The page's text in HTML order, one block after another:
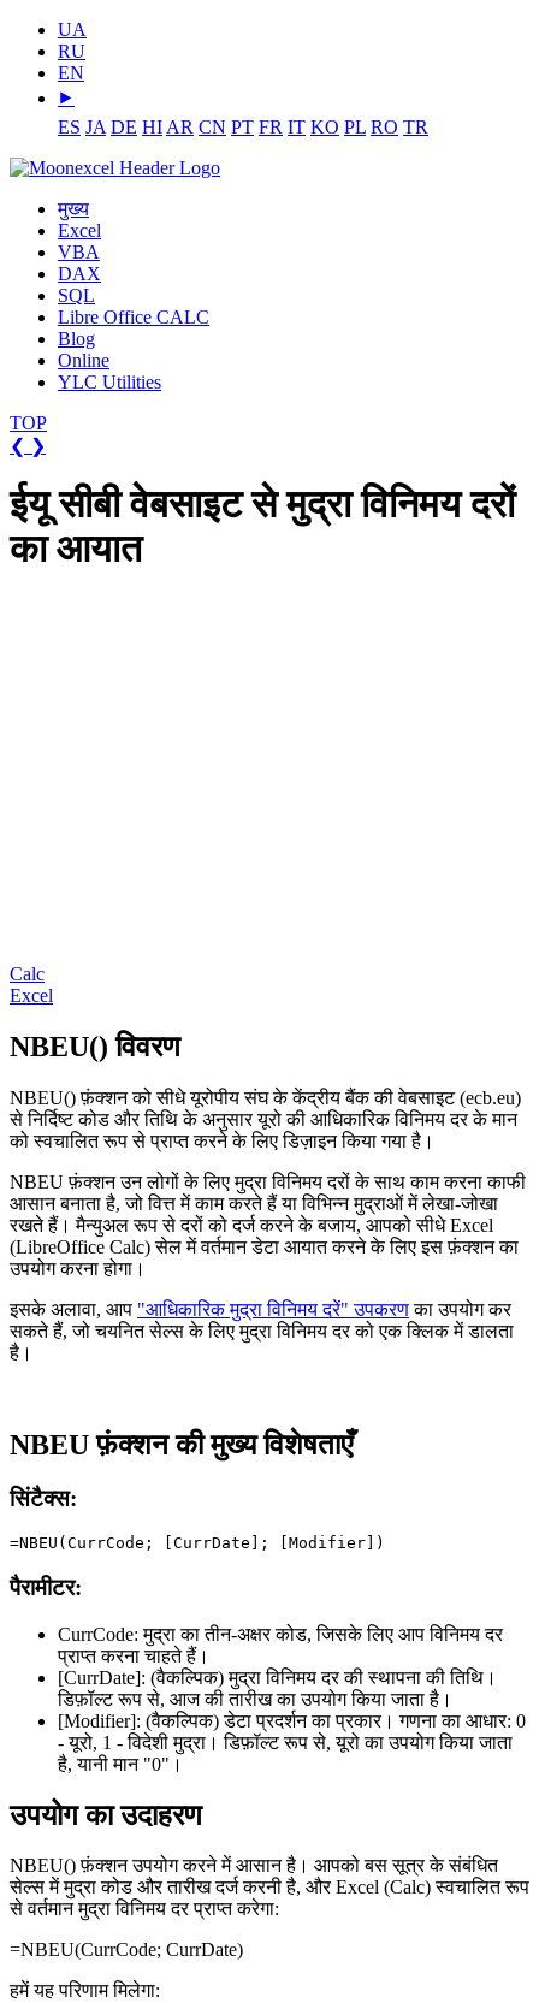
UA
RU
EN
⯈
ES JA DE HI AR CN PT FR IT KO PL RO TR
मुख्य
Excel
VBA
DAX
SQL
Libre Office CALC
Blog
Online
YLC Utilities
TOP
❮ ❯
ईयू सीबी वेबसाइट से मुद्रा विनिमय दरों
का आयात
Calc
Excel
NBEU() विवरण
NBEU() फ़ंक्शन को सीधे यूरोपीय संघ के केंद्रीय बैंक की वेबसाइट (ecb.eu)
से निर्दिष्ट कोड और तिथि के अनुसार यूरो की आधिकारिक विनिमय दर के मान
को स्वचालित रूप से प्राप्त करने के लिए डिज़ाइन किया गया है।
NBEU फ़ंक्शन उन लोगों के लिए मुद्रा विनिमय दरों के साथ काम करना काफी
आसान बनाता है, जो वित्त में काम करते हैं या विभिन्न मुद्राओं में लेखा-जोखा
रखते हैं। मैन्युअल रूप से दरों को दर्ज करने के बजाय, आपको सीधे Excel
(LibreOffice Calc) सेल में वर्तमान डेटा आयात करने के लिए इस फ़ंक्शन का
उपयोग करना होगा।
इसके अलावा, आप "आधिकारिक मुद्रा विनिमय दरें" उपकरणका उपयोग कर
सकते हैं, जो चयनित सेल्स के लिए मुद्रा विनिमय दर को एक क्लिक में डालता
है।
NBEU फ़ंक्शन की मुख्य विशेषताएँ
सिंटैक्स:
पैरामीटर:
CurrCode: मुद्रा का तीन-अक्षर कोड, जिसके लिए आप विनिमय दर
प्राप्त करना चाहते हैं।
[CurrDate]: (वैकल्पिक) मुद्रा विनिमय दर की स्थापना की तिथि।
डिफ़ॉल्ट रूप से, आज की तारीख का उपयोग किया जाता है।
[Modifier]: (वैकल्पिक) डेटा प्रदर्शन का प्रकार। गणना का आधार: 0
- यूरो, 1 - विदेशी मुद्रा। डिफ़ॉल्ट रूप से, यूरो का उपयोग किया जाता
है, यानी मान "0"।
उपयोग का उदाहरण
NBEU() फ़ंक्शन उपयोग करने में आसान है। आपको बस सूत्र के संबंधित
सेल्स में मुद्रा कोड और तारीख दर्ज करनी है, और Excel (Calc) स्वचालित रूप
से वर्तमान मुद्रा विनिमय दर प्राप्त करेगा:
=NBEU(CurrCode; CurrDate)
हमें यह परिणाम मिलेगा: